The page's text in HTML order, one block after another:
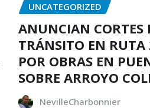
UNCATEGORIZED
ANUNCIAN CORTES
TRÁNSITO EN RUTA
POR OBRAS EN
SOBRE ARROYO
NevilleCharbonnier